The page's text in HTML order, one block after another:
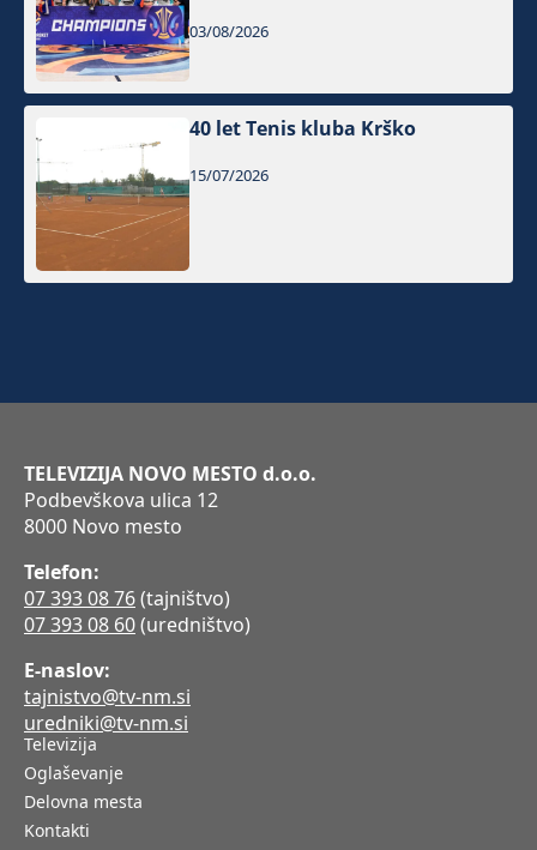
03/08/2026
40 let Tenis kluba Krško
15/07/2026
TELEVIZIJA NOVO MESTO d.o.o.
Podbevškova ulica 12
8000 Novo mesto
Telefon:
07 393 08 76(tajništvo)
07 393 08 60(uredništvo)
E-naslov:
tajnistvo@tv-nm.si
uredniki@tv-nm.si
Televizija
Oglaševanje
Delovna mesta
Kontakti